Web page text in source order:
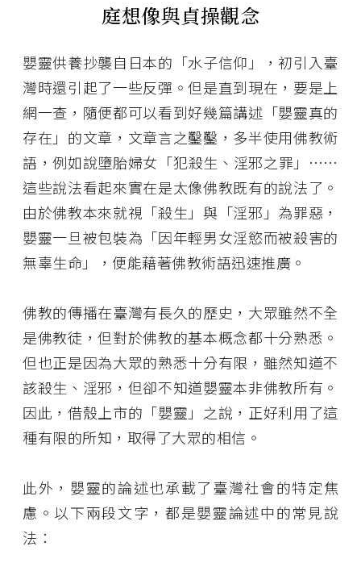
庭想像與貞操觀念
嬰靈供養抄襲自日本的「水子信仰」，初引入臺
灣時還引起了一些反彈。但是直到現在，要是上
網一查，隨便都可以看到好幾篇講述「嬰靈真的
存在」的文章，文章言之鑿鑿，多半使用佛教術
語，例如說墮胎婦女「犯殺生、淫邪之罪」⋯⋯
這些說法看起來實在是太像佛教既有的說法了。
由於佛教本來就視「殺生」與「淫邪」為罪惡，
嬰靈一旦被包裝為「因年輕男女淫慾而被殺害的
無辜生命」，便能藉著佛教術語迅速推廣。
佛教的傳播在臺灣有長久的歷史，大眾雖然不全
是佛教徒，但對於佛教的基本概念都十分熟悉。
但也正是因為大眾的熟悉十分有限，雖然知道不
該殺生、淫邪，但卻不知道嬰靈本非佛教所有。
因此，借殼上市的「嬰靈」之說，正好利用了這
種有限的所知，取得了大眾的相信。
此外，嬰靈的論述也承載了臺灣社會的特定焦
慮。以下兩段文字，都是嬰靈論述中的常見說
法：